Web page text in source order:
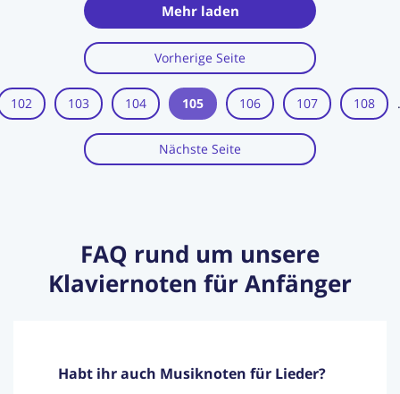
Mehr laden
Vorherige Seite
102 103 104 105 106 107 108
Nächste Seite
FAQ rund um unsere
Klaviernoten für Anfänger
Habt ihr auch Musiknoten für Lieder?